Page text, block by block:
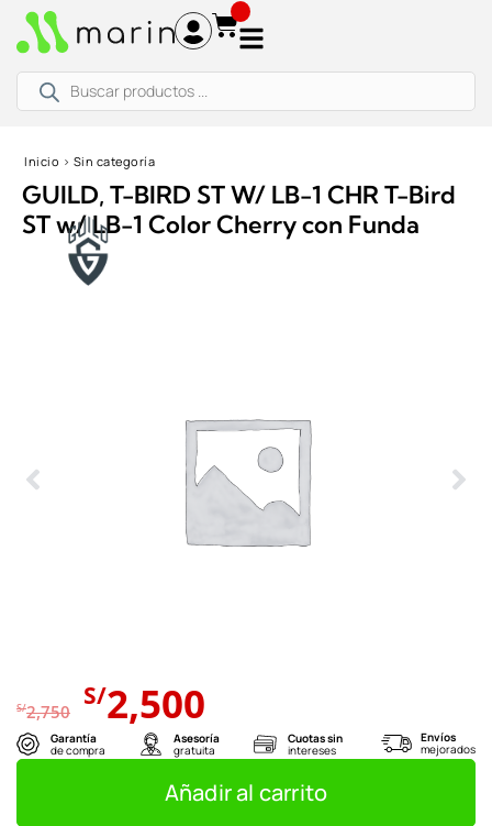
productos
Inicio › Sin categoría
GUILD, T-BIRD ST W/ LB-1 CHR T-Bird
ST w/ LB-1 Color Cherry con Funda
S/2,750 El
precio
original
era:
S/2,750.
S/2,500precio
actual
es:
S/2,500.
Garantía
de compra
Asesoría
gratuita
Cuotas sin
intereses
Envíos
mejorados
Añadir al carrito